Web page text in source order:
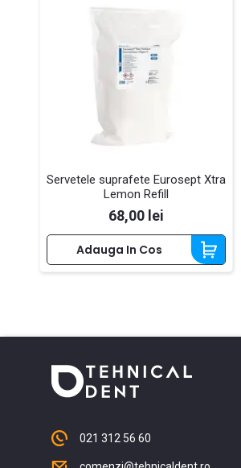
Servetele suprafete Eurosept Xtra
Lemon Refill
Pret
68,00 lei
Adauga In Cos
021 312 56 60